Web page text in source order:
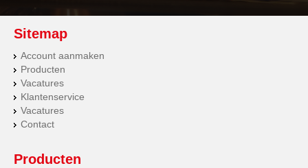
Sitemap
Account aanmaken
Producten
Vacatures
Klantenservice
Vacatures
Contact
Producten